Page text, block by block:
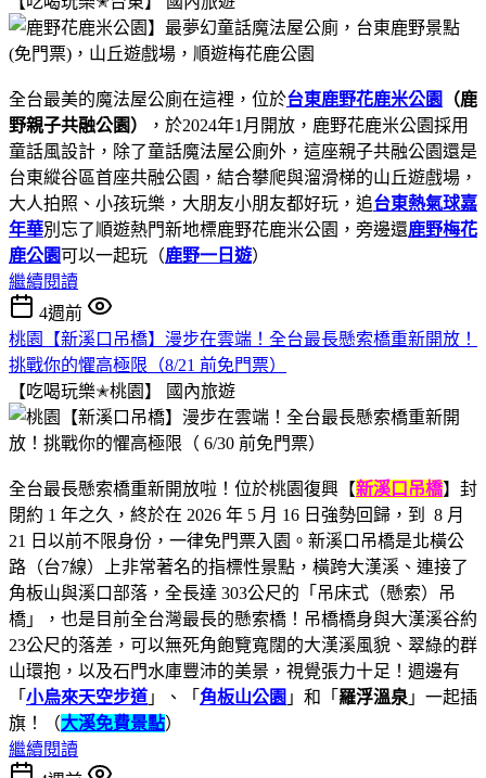
全台最美的魔法屋公廁在這裡，位於台東鹿野花鹿米公園 （鹿
野親子共融公園）
，於2024年1月開放，鹿野花鹿米公園採用
童話風設計，除了童話魔法屋公廁外，這座親子共融公園還是
台東縱谷區首座共融公園，結合攀爬與溜滑梯的山丘遊戲場，
大人拍照、小孩玩樂，大朋友小朋友都好玩，追台東熱氣球嘉
年華別忘了順遊熱門新地標鹿野花鹿米公園，旁邊還鹿野梅花
鹿公園可以一起玩（鹿野一日遊）
繼續閱讀
4週前
桃園【新溪口吊橋】漫步在雲端！全台最長懸索橋重新開放！
挑戰你的懼高極限（8/21 前免門票）
【吃喝玩樂✭桃園】
國內旅遊
全台最長懸索橋重新開放啦！位於桃園復興【新溪口吊橋】封
閉約 1 年之久，終於在 2026 年 5 月 16 日強勢回歸，到 8 月
21 日以前不限身份，一律免門票入園。新溪口吊橋是北橫公
路（台7線）上非常著名的指標性景點，橫跨大漢溪、連接了
角板山與溪口部落，全長達 303公尺的「吊床式（懸索）吊
橋」，也是目前全台灣最長的懸索橋！吊橋橋身與大漢溪谷約
23公尺的落差，可以無死角飽覽寬闊的大漢溪風貌、翠綠的群
山環抱，以及石門水庫豐沛的美景，視覺張力十足！週邊有
「 小烏來天空步道 」、「 角板山公園 」和「 羅浮溫泉 」一起插
旗！（大溪免費景點）
繼續閱讀